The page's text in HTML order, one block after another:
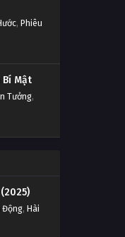
, Phiêu
Bí Mật
Tưởng,
Động, Hài